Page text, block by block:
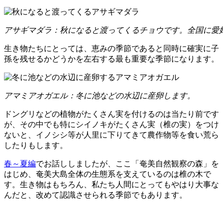
アサギマダラ：秋になると渡ってくるチョウです。全国に愛
生き物たちにとっては、恵みの季節であると同時に確実に子
孫を残せるかどうかを左右する最も重要な季節になります。
アマミアオガエル：冬に池などの水辺に産卵します。
ドングリなどの植物がたくさん実を付けるのは当たり前です
が、その中でも特にシイノキがたくさん実（椎の実）をつけ
ないと、イノシシ等が人里に下りてきて農作物等を食い荒ら
したりもします。
春～夏編でお話ししましたが、ここ「奄美自然観察の森」を
はじめ、奄美大島全体の生態系を支えているのは椎の木で
す。生き物はもちろん、私たち人間にとってもやはり大事な
んだと、改めて認識させられる季節でもあります。